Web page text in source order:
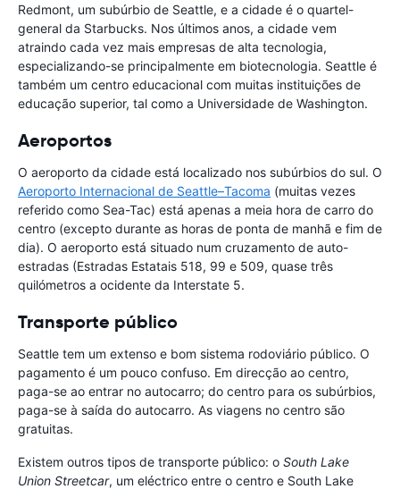
Redmont, um subúrbio de Seattle, e a cidade é o quartel-
general da Starbucks. Nos últimos anos, a cidade vem
atraindo cada vez mais empresas de alta tecnologia,
especializando-se principalmente em biotecnologia. Seattle é
também um centro educacional com muitas instituições de
educação superior, tal como a Universidade de Washington.
Aeroportos
O aeroporto da cidade está localizado nos subúrbios do sul. O
Aeroporto Internacional de Seattle–Tacoma (muitas vezes
referido como Sea-Tac) está apenas a meia hora de carro do
centro (excepto durante as horas de ponta de manhã e fim de
dia). O aeroporto está situado num cruzamento de auto-
estradas (Estradas Estatais 518, 99 e 509, quase três
quilómetros a ocidente da Interstate 5.
Transporte público
Seattle tem um extenso e bom sistema rodoviário público. O
pagamento é um pouco confuso. Em direcção ao centro,
paga-se ao entrar no autocarro; do centro para os subúrbios,
paga-se à saída do autocarro. As viagens no centro são
gratuitas.
Existem outros tipos de transporte público: o South Lake
Union Streetcar, um eléctrico entre o centro e South Lake